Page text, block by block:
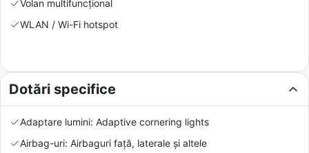
Volan multifuncțional
WLAN / Wi-Fi hotspot
Dotări specifice
Adaptare lumini: Adaptive cornering lights
Airbag-uri: Airbaguri față, laterale și altele